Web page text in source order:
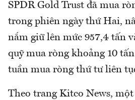
SPDR Gold Trust đã mua
trong phiên ngày thứ Hai,
nắm giữ lên mức 957,4 tấn
quỹ mua ròng khoảng 10
tuần mua ròng thứ tư liên
Theo trang Kitco News,